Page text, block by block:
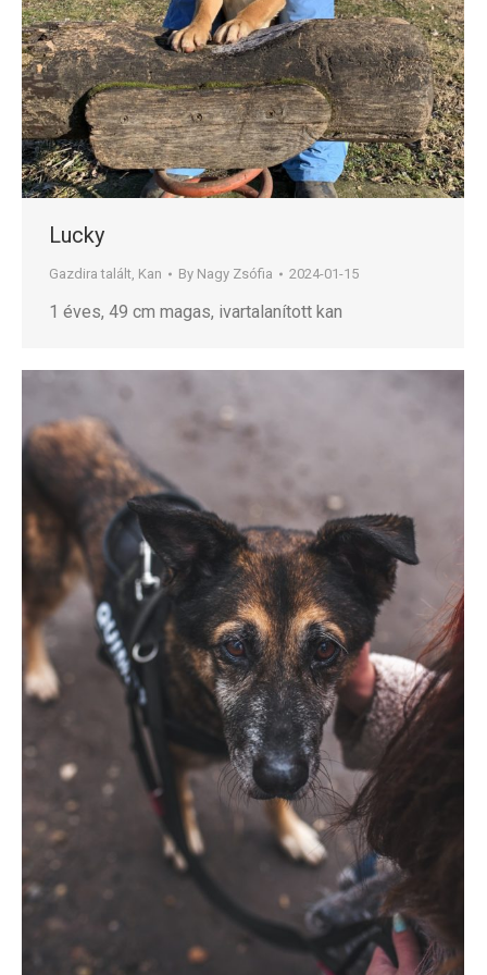
Lucky
Gazdira talált, Kan By Nagy Zsófia 2024-01-15
1 éves, 49 cm magas, ivartalanított kan